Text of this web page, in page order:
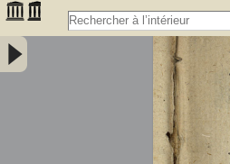
Bibliothèque des philosophes
des auteurs les plus approuvez qui
Tome premier, contenant sept
préface... et une liste des termes de